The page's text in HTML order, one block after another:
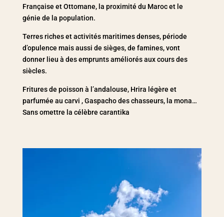
Française et Ottomane, la proximité du Maroc et le
génie de la population.
Terres riches et activités maritimes denses, période
d’opulence mais aussi de sièges, de famines, vont
donner lieu à des emprunts améliorés aux cours des
siècles.
Fritures de poisson à l’andalouse, Hrira légère et
parfumée au carvi , Gaspacho des chasseurs, la mona…
Sans omettre la célèbre carantika